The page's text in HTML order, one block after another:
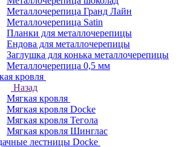
Металлочерепица Гранд Лайн
Металлочерепица Satin
Планки для металлочерепицы
Ендова для металлочерепицы
Заглушка для конька металлочерепицы
Металлочерепица 0,5 мм
кровля
Назад
Мягкая кровля
Мягкая кровля Docke
Мягкая кровля Тегола
Мягкая кровля Шинглас
лестницы Docke